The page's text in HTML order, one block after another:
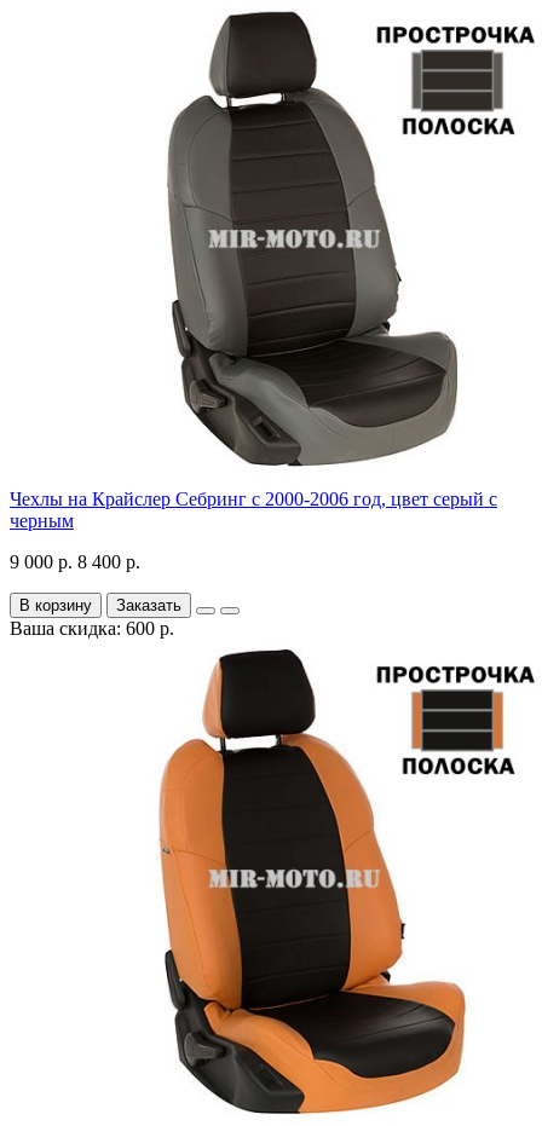
Чехлы на Крайслер Себринг с 2000-2006 год, цвет серый с
черным
9 000 р. 8 400 р.
В корзину Заказать
Ваша скидка: 600 р.